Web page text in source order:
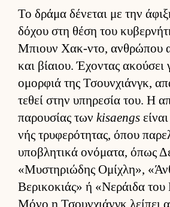
Το δράμα δένεται με την
δόχου στη θέση του
Μπιουν Χακ-ντο, αν­θρώπου
και βίαιου. Έχοντας ακού­σει
ομορ­φιά της Τσουν­χιάν­γκ,
τεθεί στην υπηρεσία του. Η
παρου­σίας των kisaengs
νής τρυφερότητας, όπου
υποβλητικά ονόματα, όπως
«Μυστηριώδης Ομίχλη»,
Βερικοκιάς» ή «Νεράιδα
Μόνο η Τσουν­χιάνγκ λεί­πει